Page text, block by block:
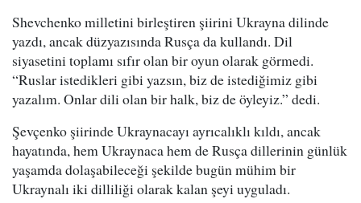
Shevchenko milletini birleştiren şiirini Ukrayna dilinde
yazdı, ancak düzyazısında Rusça da kullandı. Dil
siyasetini toplamı sıfır olan bir oyun olarak görmedi.
“Ruslar istedikleri gibi yazsın, biz de istediğimiz gibi
yazalım. Onlar dili olan bir halk, biz de öyleyiz.” dedi.
Şevçenko şiirinde Ukraynacayı ayrıcalıklı kıldı, ancak
hayatında, hem Ukraynaca hem de Rusça dillerinin günlük
yaşamda dolaşabileceği şekilde bugün mühim bir
Ukraynalı iki dilliliği olarak kalan şeyi uyguladı.